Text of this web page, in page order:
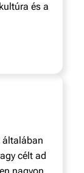
és a
általában
célt ad
nagyon